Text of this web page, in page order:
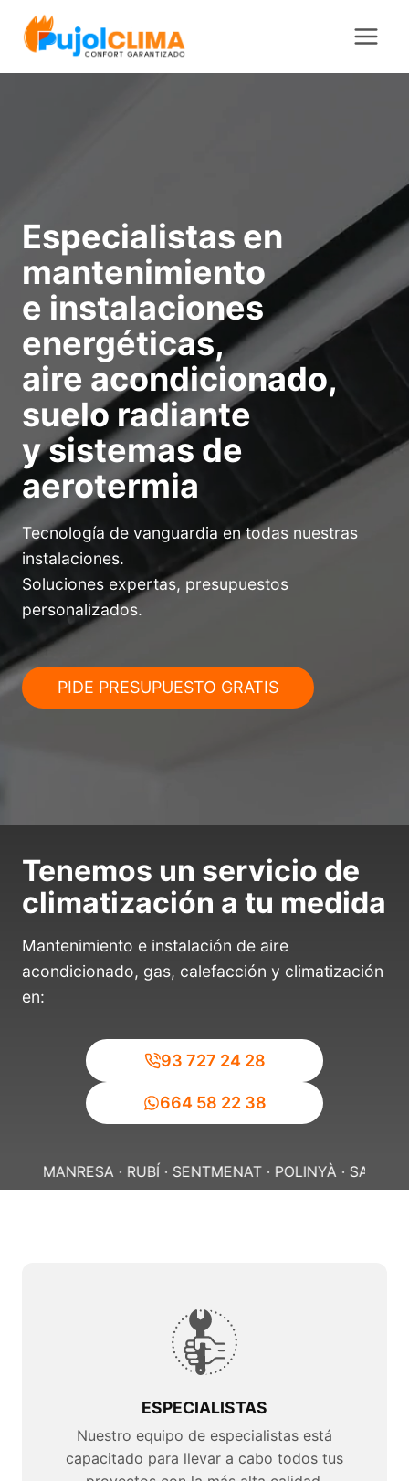
contenido
Especialistas en
mantenimiento
e instalaciones
energéticas,
aire acondicionado,
suelo radiante
y sistemas de
aerotermia
Tecnología de vanguardia en todas nuestras
instalaciones.
Soluciones expertas, presupuestos
personalizados.
PIDE PRESUPUESTO GRATIS
Tenemos un servicio de
climatización a tu medida
Mantenimiento e instalación de aire
acondicionado, gas, calefacción y climatización
en:
93 727 24 28
664 58 22 38
· SENTMENAT · POLINYÀ ·SABADELL · TERRASSA ·
ESPECIALISTAS
Nuestro equipo de especialistas está
capacitado para llevar a cabo todos tus